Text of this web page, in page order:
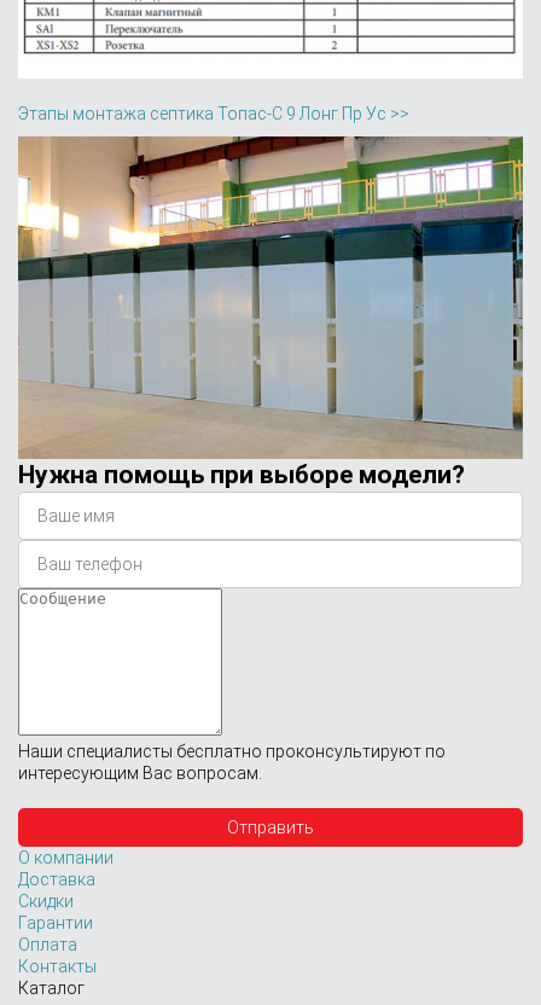
Этапы монтажа септика Топас-С 9 Лонг Пр Ус >>
Нужна помощь при выборе модели?
Наши специалисты бесплатно проконсультируют по
интересующим Вас вопросам.
О компании
Доставка
Скидки
Гарантии
Оплата
Контакты
Каталог